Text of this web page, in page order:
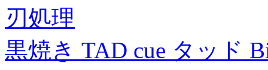
刃処理
黒焼き TAD cue タッド